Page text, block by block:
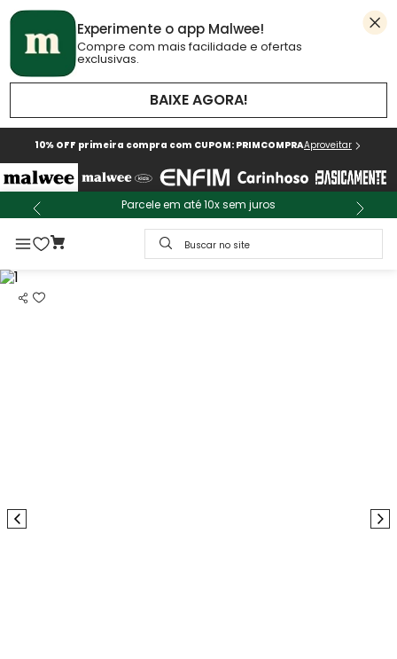
Experimente o app Malwee!
Compre com mais facilidade e ofertas
exclusivas.
BAIXE AGORA!
10% OFF primeira compra com CUPOM: PRIMCOMPRAAproveitar
Parcele em até 10x sem juros
Buscar no site